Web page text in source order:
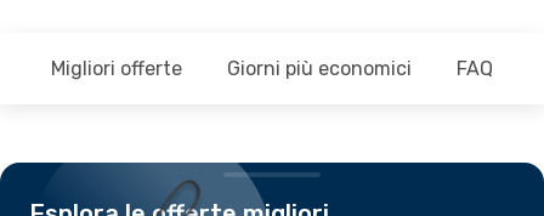
Migliori offerte Giorni più economici FAQ